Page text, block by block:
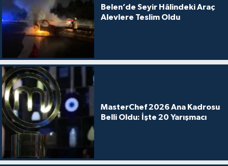
Belen’de Seyir Hâlindeki Araç
Alevlere Teslim Oldu
MasterChef 2026 Ana Kadrosu
Belli Oldu: İşte 20 Yarışmacı